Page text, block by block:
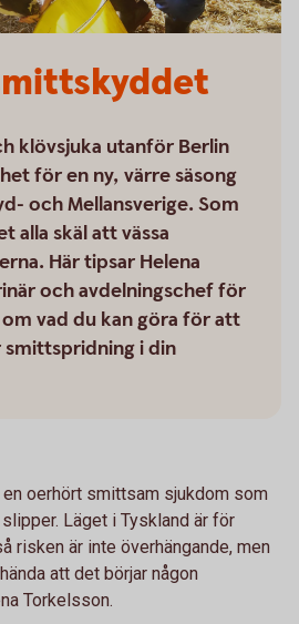
klövsjuka utanför Berlin
för en ny, värre säsong
och Mellansverige. Som
alla skäl att vässa
Här tipsar Helena
och avdelningschef för
om vad du kan göra för att
i din
oerhört smittsam sjukdom som
Läget i Tyskland är för
risken är inte överhängande, men
att det börjar någon
Torkelsson.